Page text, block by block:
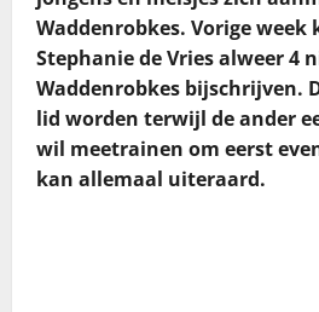
Waddenrobkes. Vorige
Stephanie de Vries alweer 4
Waddenrobkes bijschrijven.
lid worden terwijl de ander
wil meetrainen om eerst
kan allemaal uiteraard.